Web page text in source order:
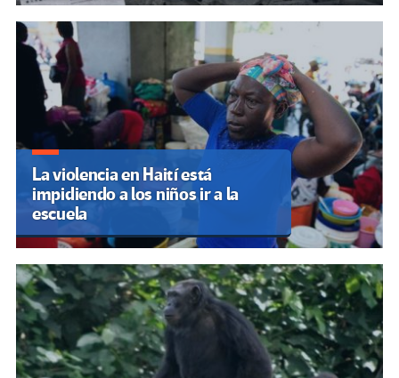
La violencia en Haití está
impidiendo a los niños ir a la
escuela